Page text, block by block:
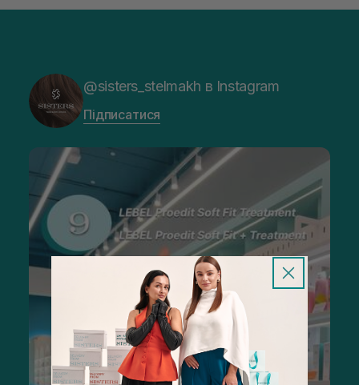
@sisters_stelmakh в Instagram
Підписатися